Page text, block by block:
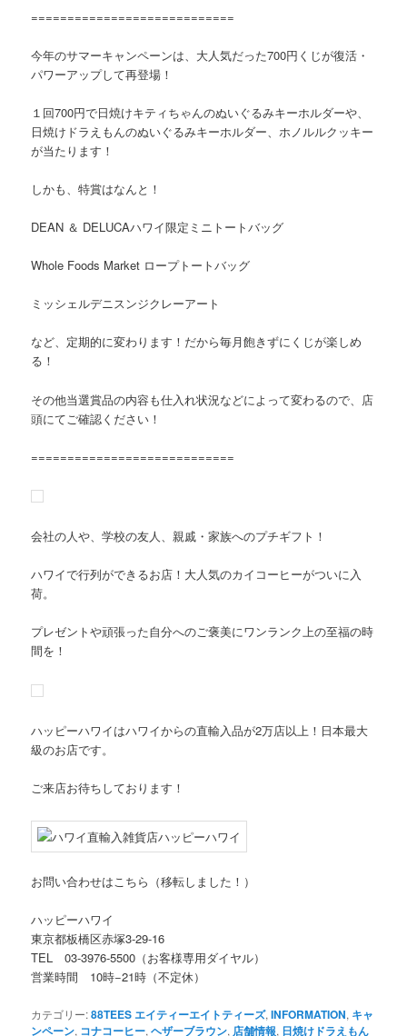
============================
今年のサマーキャンペーンは、大人気だった700円くじが復活・
パワーアップして再登場！
１回700円で日焼けキティちゃんのぬいぐるみキーホルダーや、
日焼けドラえもんのぬいぐるみキーホルダー、ホノルルクッキー
が当たります！
しかも、特賞はなんと！
DEAN ＆ DELUCAハワイ限定ミニトートバッグ
Whole Foods Market ロープトートバッグ
ミッシェルデニスンジクレーアート
など、定期的に変わります！だから毎月飽きずにくじが楽しめ
る！
その他当選賞品の内容も仕入れ状況などによって変わるので、店
頭にてご確認ください！
============================
会社の人や、学校の友人、親戚・家族へのプチギフト！
ハワイで行列ができるお店！大人気のカイコーヒーがついに入
荷。
プレゼントや頑張った自分へのご褒美にワンランク上の至福の時
間を！
ハッピーハワイはハワイからの直輸入品が2万店以上！日本最大
級のお店です。
ご来店お待ちしております！
お問い合わせはこちら（移転しました！）
ハッピーハワイ
東京都板橋区赤塚3-29-16
TEL 03-3976-5500（お客様専用ダイヤル）
営業時間 10時−21時（不定休）
カテゴリー:88TEES エイティーエイトティーズ,INFORMATION, キャ
ンペーン, コナコーヒー,ヘザーブラウン, 店舗情報, 日焼けドラえもん